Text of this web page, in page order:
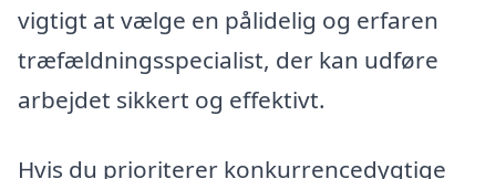
vigtigt at vælge en pålidelig og erfaren
træfældningsspecialist, der kan udføre
arbejdet sikkert og effektivt.
Hvis du prioriterer konkurrencedygtige